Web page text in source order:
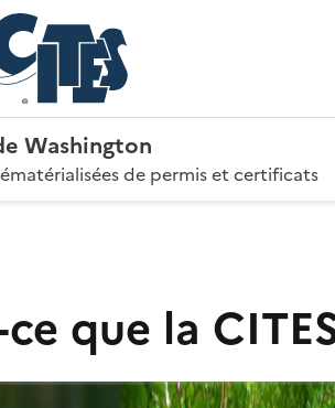
Washington
de permis et certificats
que la